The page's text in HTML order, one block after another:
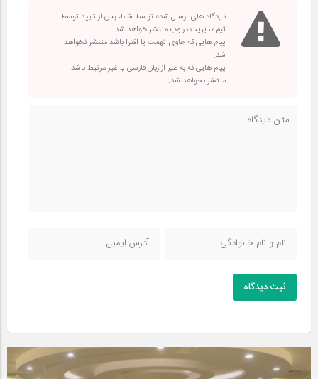
دیدگاه های ارسال شده توسط شما، پس از تایید توسط
تیم مدیریت در وب منتشر خواهد شد.
پیام هایی که حاوی تهمت یا افترا باشد منتشر نخواهد
شد.
پیام هایی که به غیر از زبان فارسی یا غیر مرتبط باشد
منتشر نخواهد شد.
ثبت دیدگاه